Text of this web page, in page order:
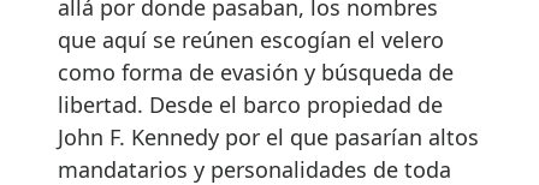
allá por donde pasaban, los nombres
que aquí se reúnen escogían el velero
como forma de evasión y búsqueda de
libertad. Desde el barco propiedad de
John F. Kennedy por el que pasarían altos
mandatarios y personalidades de toda